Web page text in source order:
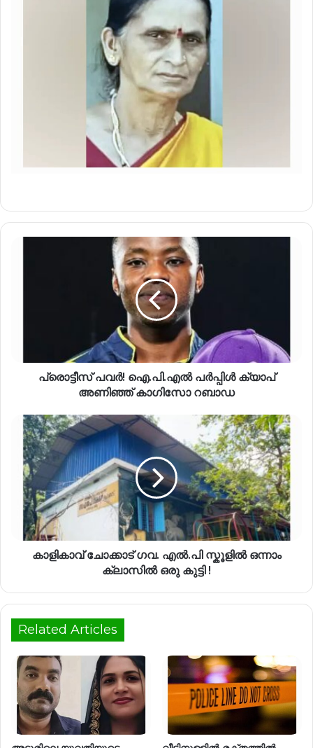
പ്രൊട്ടീസ് പവർ! ഐ.പി.എൽ പർപ്പിൾ ക്യാപ്
അണിഞ്ഞ് കാഗിസോ റബാഡ
കാളികാവ് ചോക്കാട് ഗവ. എൽ.പി സ്കൂളിൽ ഒന്നാം
ക്ലാസിൽ ഒരു കുട്ടി !
Related Articles